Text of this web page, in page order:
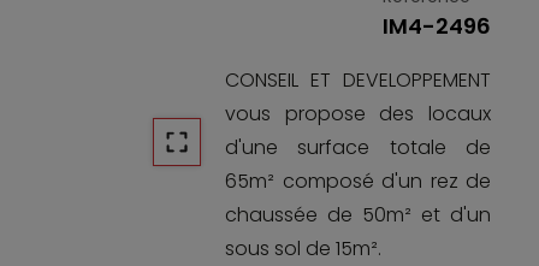
IM4-2496
CONSEIL ET DEVELOPPEMENT
vous propose des locaux
d'une surface totale de
65m² composé d'un rez de
chaussée de 50m² et d'un
sous sol de 15m².